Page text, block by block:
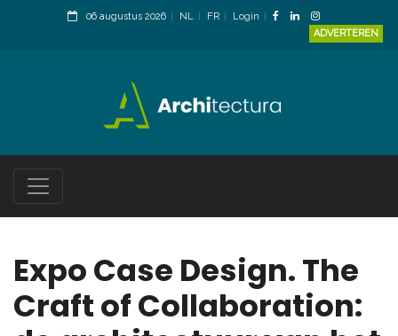
06 augustus 2026 NL FR
Login
ADVERTEREN
Expo Case Design. The
Craft of Collaboration: